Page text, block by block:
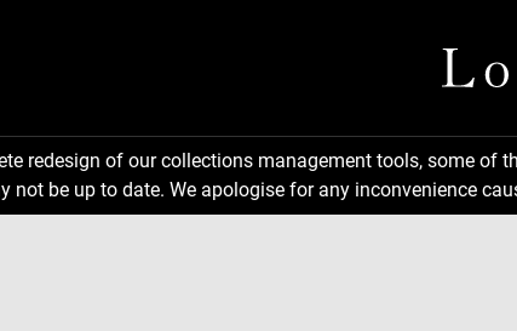
redesign of our collections management tools, some
not be up to date. We apologise for any inconvenience